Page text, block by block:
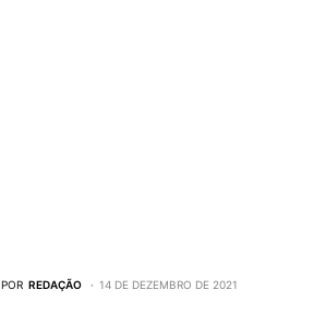
POR REDAÇÃO 14 DE DEZEMBRO DE 2021